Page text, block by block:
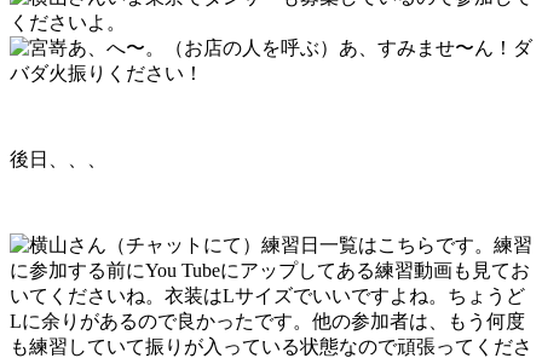
くださいよ。
あ、へ〜。（お店の人を呼ぶ）あ、すみませ〜ん！ダ
バダ火振りください！
後日、、、
（チャットにて）練習日一覧はこちらです。練習
に参加する前にYou Tubeにアップしてある練習動画も見てお
いてくださいね。衣装はLサイズでいいですよね。ちょうど
Lに余りがあるので良かったです。他の参加者は、もう何度
も練習していて振りが入っている状態なので頑張ってくださ